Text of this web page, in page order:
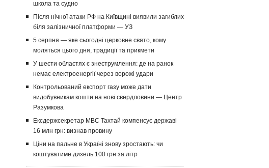
школа та судно
Після нічної атаки РФ на Київщині виявили загиблих
біля залізничної платформи — УЗ
5 серпня — яке сьогодні церковне свято, кому
моляться цього дня, традиції та прикмети
У шести областях є знеструмлення: де на ранок
немає електроенергії через ворожі удари
Контрольований експорт газу може дати
видобувникам кошти на нові свердловини — Центр
Разумкова
Ексдержсекретар МВС Тахтай компенсує державі
16 млн грн: визнав провину
Ціни на пальне в Україні знову зростають: чи
коштуватиме дизель 100 грн за літр